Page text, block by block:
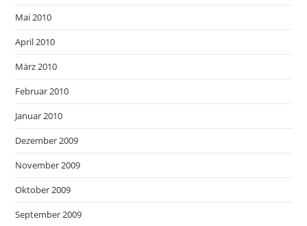
Mai 2010
April 2010
März 2010
Februar 2010
Januar 2010
Dezember 2009
November 2009
Oktober 2009
September 2009